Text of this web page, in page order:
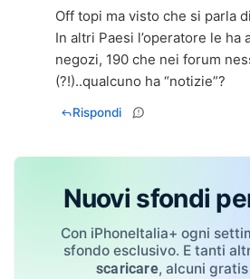
Off topi ma visto che si parla
In altri Paesi l’operatore le ha
negozi, 190 che nei forum
(?!)..qualcuno ha “notizie”?
Rispondi
Nuovi sfondi
Con iPhoneItalia+ ogni
sfondo esclusivo. E tanti
scaricare, alcuni